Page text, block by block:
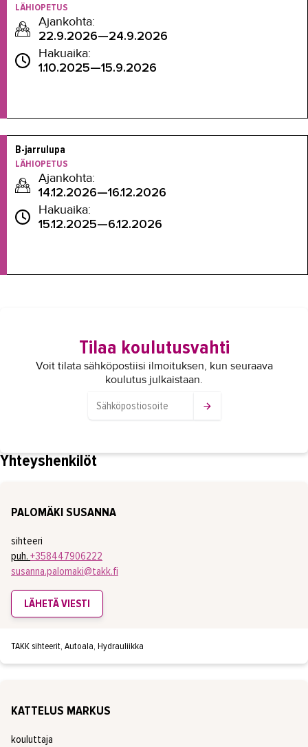
LÄHIOPETUS
Ajankohta:
22.9.2026—24.9.2026
Hakuaika:
1.10.2025—15.9.2026
B-jarrulupa
LÄHIOPETUS
Ajankohta:
14.12.2026—16.12.2026
Hakuaika:
15.12.2025—6.12.2026
Tilaa koulutusvahti
Voit tilata sähköpostiisi ilmoituksen, kun seuraava
koulutus julkaistaan.
Yhteyshenkilöt
PALOMÄKI SUSANNA
sihteeri
puh. +358447906222
susanna.palomaki@takk.fi
LÄHETÄ VIESTI
TAKK sihteerit, Autoala, Hydrauliikka
KATTELUS MARKUS
kouluttaja